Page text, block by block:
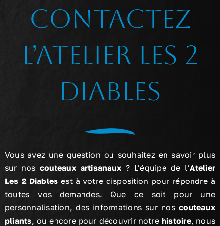
Nos Univers
Contactez
l’Atelier Les 2
Diables
Vous avez une question ou souhaitez en savoir plus
sur nos couteaux artisanaux ? L’équipe de l’Atelier
Les 2 Diables est à votre disposition pour répondre à
toutes vos demandes. Que ce soit pour une
personnalisation, des informations sur noscouteaux
pliants, ou encore pour découvrir notre histoire, nous